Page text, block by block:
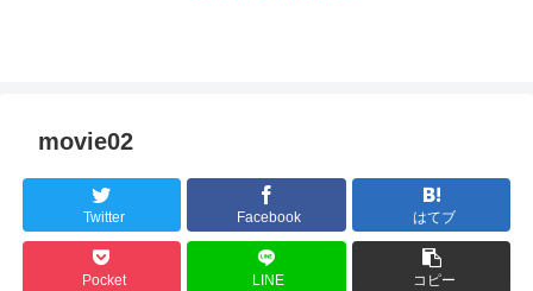
movie02
Twitter Facebook はてブ
Pocket LINE コピー